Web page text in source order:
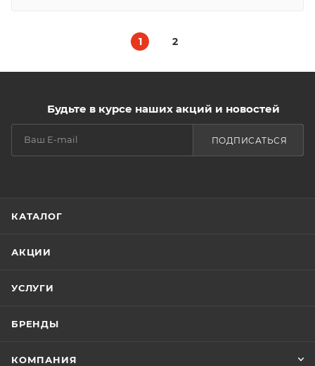
1 2
Будьте в курсе наших акций и новостей
ПОДПИСАТЬСЯ
КАТАЛОГ
АКЦИИ
УСЛУГИ
БРЕНДЫ
КОМПАНИЯ